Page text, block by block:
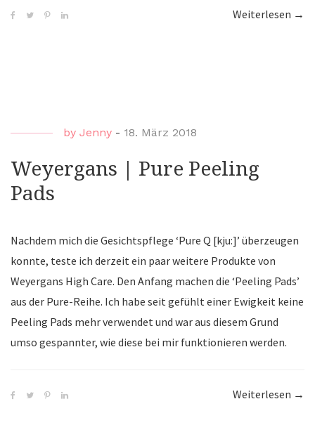
Weiterlesen →
by Jenny - 18. März 2018
Weyergans | Pure Peeling
Pads
Nachdem mich die Gesichtspflege ‘Pure Q [kju:]’ überzeugen
konnte, teste ich derzeit ein paar weitere Produkte von
Weyergans High Care. Den Anfang machen die ‘Peeling Pads’
aus der Pure-Reihe. Ich habe seit gefühlt einer Ewigkeit keine
Peeling Pads mehr verwendet und war aus diesem Grund
umso gespannter, wie diese bei mir funktionieren werden.
Weiterlesen →